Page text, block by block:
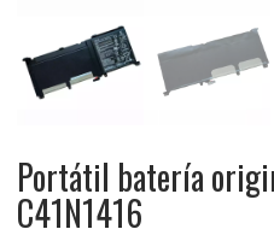
Portátil batería
C41N1416